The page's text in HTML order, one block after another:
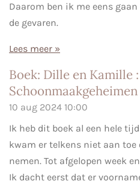
Daarom ben ik me eens
de gevaren.
Lees meer »
Boek: Dille en Kamille :
Schoonmaakgeheimen
10 aug 2024 10:00
Ik heb dit boek al een hele
kwam er telkens niet aan toe
nemen. Tot afgelopen week
Ik dacht eerst dat er